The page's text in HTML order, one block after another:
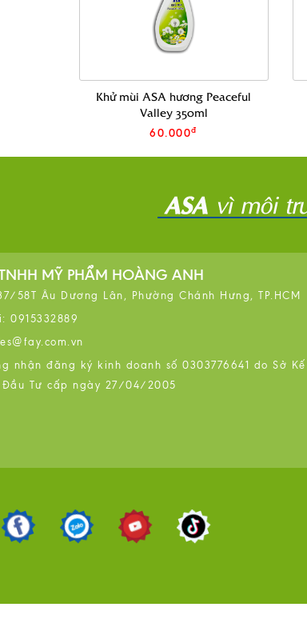
Khử mùi ASA hương Peaceful
Valley 350ml
60.000đ
MỸ PHẨM HOÀNG ANH
58T Âu Dương Lân, Phường Chánh Hưng, TP.HCM
0915332889
nhận đăng ký kinh doanh số 0303776641 do Sở Kế
Đầu Tư cấp ngày 27/04/2005